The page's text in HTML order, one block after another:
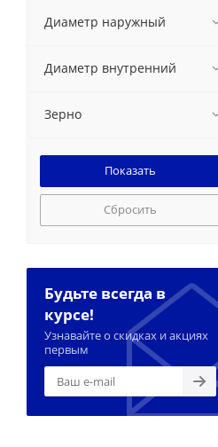
Диаметр наружный
Диаметр внутренний
Зерно
Сбросить
Будьте всегда в
курсе!
Узнавайте о скидках и акциях
первым